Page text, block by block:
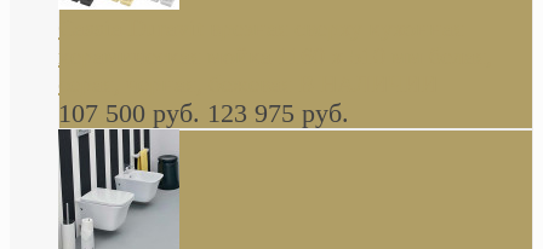
керамическая мойка 1160 x 510 мм белая,
серая, черная, бежевая В НАЛИЧИИ
107 500 руб. 123 975 руб.